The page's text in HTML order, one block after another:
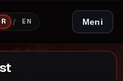
/ EN Meni